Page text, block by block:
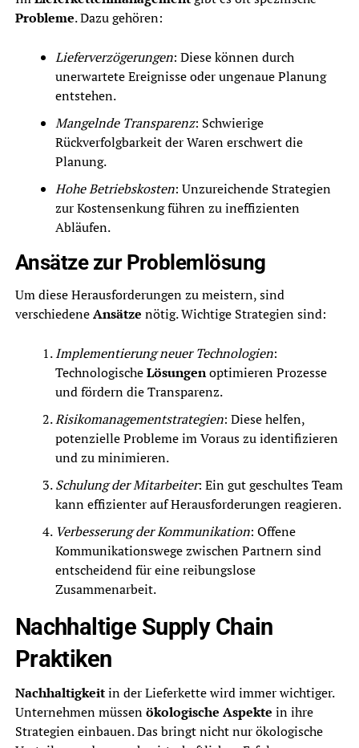
Probleme. Dazu gehören:
Lieferverzögerungen: Diese können durch
unerwartete Ereignisse oder ungenaue Planung
entstehen.
Mangelnde Transparenz: Schwierige
Rückverfolgbarkeit der Waren erschwert die
Planung.
Hohe Betriebskosten: Unzureichende Strategien
zur Kostensenkung führen zu ineffizienten
Abläufen.
Ansätze zur Problemlösung
Um diese Herausforderungen zu meistern, sind
verschiedeneAnsätze nötig. Wichtige Strategien sind:
Implementierung neuer Technologien:
TechnologischeLösungenoptimieren Prozesse
und fördern die Transparenz.
Risikomanagementstrategien: Diese helfen,
potenzielle Probleme im Voraus zu identifizieren
und zu minimieren.
Schulung der Mitarbeiter: Ein gut geschultes Team
kann effizienter auf Herausforderungen reagieren.
Verbesserung der Kommunikation: Offene
Kommunikationswege zwischen Partnern sind
entscheidend für eine reibungslose
Zusammenarbeit.
Nachhaltige Supply Chain
Praktiken
Nachhaltigkeitin der Lieferkette wird immer wichtiger.
Unternehmen müssenökologische Aspekte in ihre
Strategien einbauen. Das bringt nicht nur ökologische